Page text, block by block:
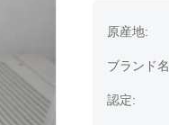
原産地:
ブランド
認定: